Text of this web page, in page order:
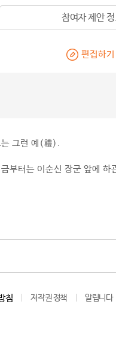
참여자 제안
편집하기
는 그런 예(禮).
금부터는 이순신 장군 앞에
침 저작권 정책 알립니다